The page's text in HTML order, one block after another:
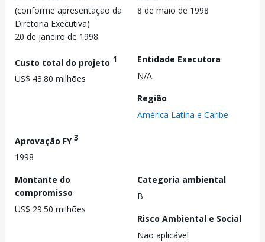
(conforme apresentação da
Diretoria Executiva)
20 de janeiro de 1998
8 de maio de 1998
Custo total do projeto 1
US$ 43.80 milhões
Entidade Executora
N/A
Região
América Latina e Caribe
Aprovação FY3
1998
Montante do
compromisso
US$ 29.50 milhões
Categoria ambiental
B
Risco Ambiental e Social
Não aplicável